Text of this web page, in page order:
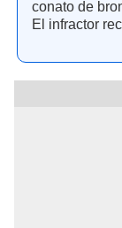
conato de
El infractor